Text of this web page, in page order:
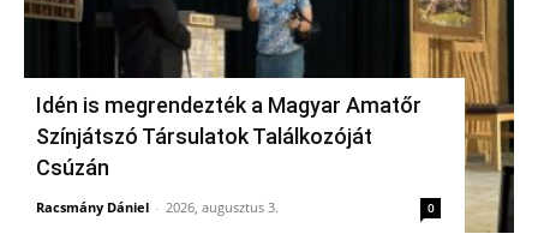
Idén is megrendezték a Magyar Amatőr
Színjátszó Társulatok Találkozóját
Csúzán
Racsmány Dániel - 2026, augusztus 3. 0